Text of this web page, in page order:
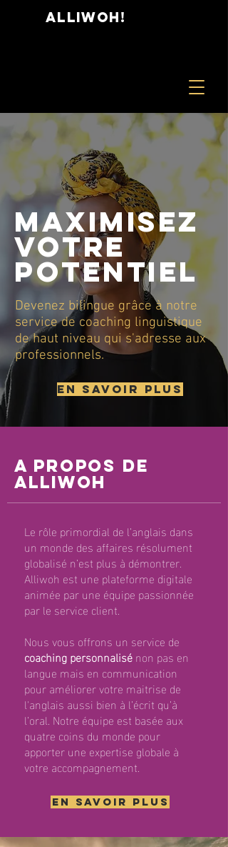
ALLIWOH!
Maximisez
votre
potentiel
Devenez bilingue grâce à notre
service de coaching linguistique
de haut niveau qui s'adresse aux
professionnels.
En savoir plus
A propos de
ALLIWOH
Le rôle primordial de l’anglais dans
un monde des affaires résolument
globalisé n’est plus à démontrer.
Alliwoh est une plateforme digitale
animée par une équipe passionnée
par le service client.
Nous vous offrons un service de
coaching personnalisénon pas en
langue mais en communication
pour améliorer votre maitrise de
l'anglais aussi bien à l’écrit qu’à
l’oral. Notre équipe est basée aux
quatre coins du monde pour
apporter une expertise globale à
votre accompagnement.
En savoir plus